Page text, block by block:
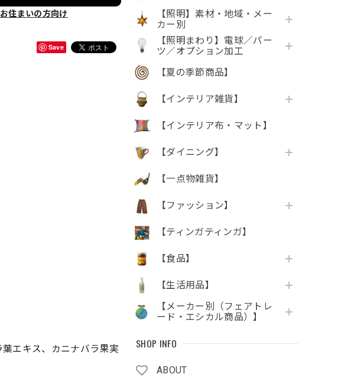
【照明】素材・地域・メー
カー別
【照明まわり】電球／パー
ツ／オプション加工
【夏の季節商品】
【インテリア雑貨】
【インテリア布・マット】
【ダイニング】
【一点物雑貨】
【ファッション】
【ティンガティンガ】
【食品】
【生活用品】
【メーカー別（フェアトレ
ード・エシカル商品）】
SHOP INFO
ABOUT
住まいの方向け
Save
エキス、カニナバラ果実